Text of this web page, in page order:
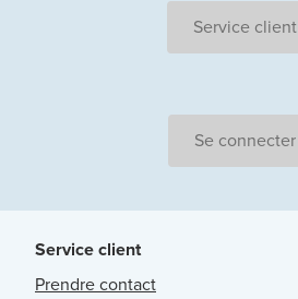
Service client
Se connecter
Service client
Prendre contact